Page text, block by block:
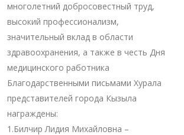
многолетний добросовестный труд,
высокий профессионализм,
значительный вклад в области
здравоохранения, а также в честь Дня
медицинского работника
Благодарственными письмами Хурала
представителей города Кызыла
награждены:
1.Билчир Лидия Михайловна –